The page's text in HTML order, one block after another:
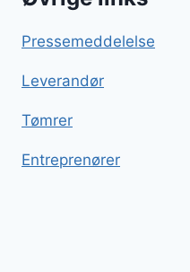
Pressemeddelelse
Leverandør
Tømrer
Entreprenører